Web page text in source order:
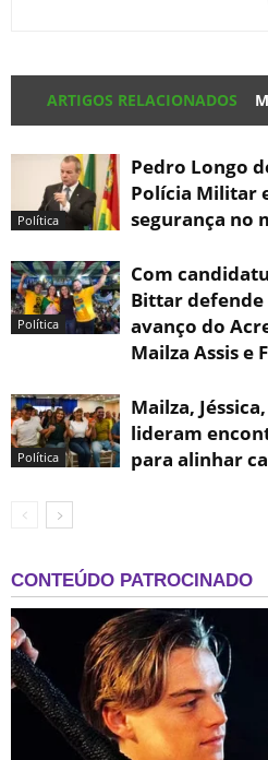
ARTIGOS RELACIONADOS
Política
Pedro Longo
Polícia Militar
segurança no
Política
Com
Bittar
avanço do
Mailza Assis e
Política
Mailza,
lideram
para alinhar